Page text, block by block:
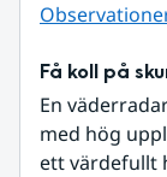
Få koll på
En
med hög
ett värdefullt